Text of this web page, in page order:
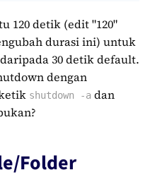
120 detik (edit "120"
durasi ini) untuk
30 detik default.
dengan
shutdown -a dan
Folder